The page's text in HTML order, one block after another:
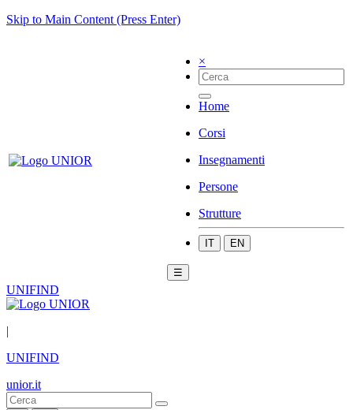
Skip to Main Content (Press Enter)
×
Home
Corsi
Insegnamenti
Persone
Strutture
IT EN
☰
UNIFIND
|
UNIFIND
unior.it